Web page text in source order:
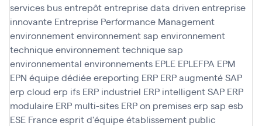
services busentrepôtentreprise data driven entreprise
innovante Entreprise Performance Management
environnementenvironnement sap environnement
techniqueenvironnement technique sap
environnemental environnements EPLE EPLEFPA EPM
EPN équipe dédiéeereporting ERP ERP augmenté SAP
erp cloud erp ifs ERP industriel ERP intelligent SAP ERP
modulaire ERP multi-sites ERP on premiseserp sap esb
ESE Franceesprit d'équipeétablissement public